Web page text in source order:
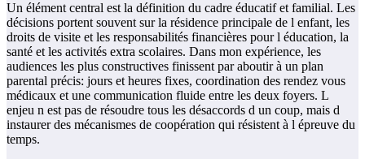
Un élément central est la définition du cadre éducatif et familial. Les
décisions portent souvent sur la résidence principale de l enfant, les
droits de visite et les responsabilités financières pour l éducation, la
santé et les activités extra scolaires. Dans mon expérience, les
audiences les plus constructives finissent par aboutir à un plan
parental précis: jours et heures fixes, coordination des rendez vous
médicaux et une communication fluide entre les deux foyers. L
enjeu n est pas de résoudre tous les désaccords d un coup, mais d
instaurer des mécanismes de coopération qui résistent à l épreuve du
temps.